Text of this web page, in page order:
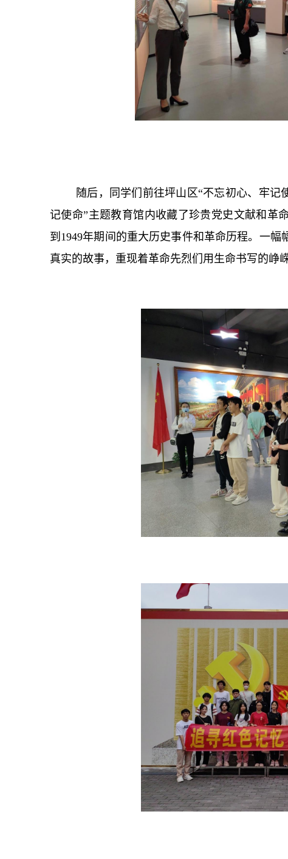
随后，同学们前往坪山区“不忘初心、牢记
记使命”主题教育馆内收藏了珍贵党史文献和革
到1949年期间的重大历史事件和革命历程。一
真实的故事，重现着革命先烈们用生命书写的峥